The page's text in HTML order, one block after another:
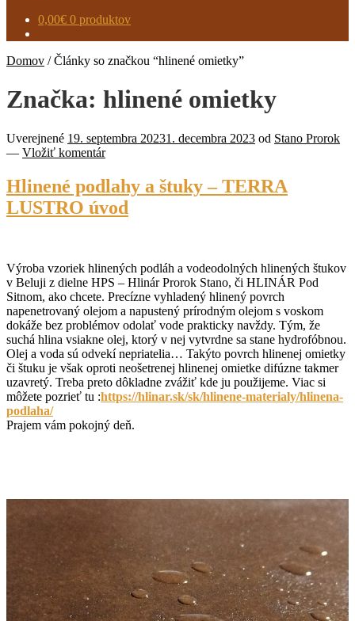
0,00€ 0 produktov
Domov /Články so značkou “hlinené omietky”
Značka: hlinené omietky
Uverejnené 19. septembra 20231. decembra 2023 od Stano Prorok
— Vložiť komentár
Hlinené podlahy a štuky – TERRA
LUSTRO úvod
Výroba vzoriek hlinených podláh a vodeodolných hlinených štukov
v Beluji z dielne HPS – Hlinár Prorok Stano, či HLINÁR Pod
Sitnom, ako chcete. Precízne vyhladený hlinený povrch
napenetrovaný olejom a napustený prírodným olejom s voskom
dokáže bez problémov odolať vode prakticky navždy. Tým, že
suchá hlina vsiakne olej, ktorý v nej vytvrdne sa stane hydrofóbnou.
Olej a voda sú odvekí nepriatelia… Takýto povrch hlinenej omietky
či štuku je však oproti neošetrenej hlinenej omietke difúzne takmer
uzavretý. Treba preto dôkladne zvážiť kde ju použijeme. Viac si
môžete pozrieť tu :https://hlinar.sk/sk/hlinene-materialy/hlinena-
podlaha/
Prajem vám pokojný deň.